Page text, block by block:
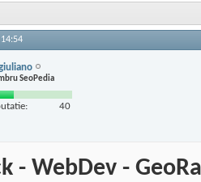
14:54
SeoPedia
40
- WebDev -